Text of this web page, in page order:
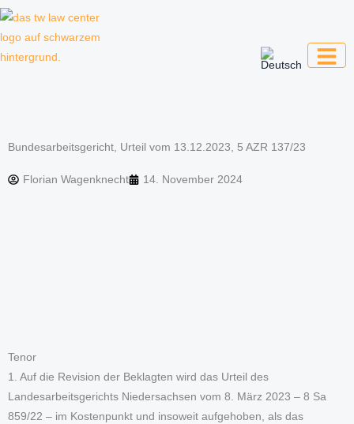
Zum
Bundesarbeitsgericht, Urteil vom 13.12.2023, 5 AZR 137/23
Florian Wagenknecht 14. November 2024
Tenor
1. Auf die Revision der Beklagten wird das Urteil des
Landesarbeitsgerichts Niedersachsen vom 8. März 2023 – 8 Sa
859/22 – im Kostenpunkt und insoweit aufgehoben, als das